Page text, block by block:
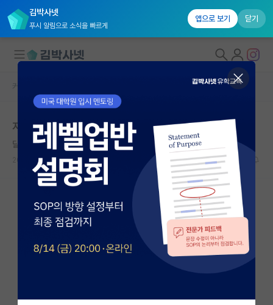
김박사넷
푸시 알림으로 소식을 빠르게
앱으로 보기 닫기
대학원생 모집
국내대학원 정보
연구실&오픈랩
커뮤니티
커뮤니티 홈
전체글보기
베스트 게시판
자유 게시판(아무개랩)
커뮤니티 홈
지도교수에 의한 스트레스
달리는 알렉산더 벨
2023.04.06 10 6497